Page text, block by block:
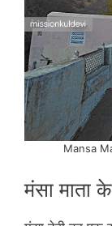
Mansa
मंसा माता